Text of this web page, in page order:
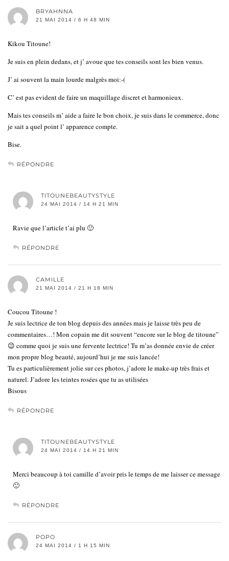
BRYAHNNA
21 MAI 2014 / 6 H 48 MIN
Kikou Titoune!
Je suis en plein dedans, et j’ avoue que tes conseils sont les bien venus.
J’ ai souvent la main lourde malgrès moi:-(
C’ est pas evident de faire un maquillage discret et harmonieux.
Mais tes conseils m’ aide a faire le bon choix, je suis dans le commerce, donc
je sait a quel point l’ apparence compte.
Bise.
RÉPONDRE
TITOUNEBEAUTYSTYLE
24 MAI 2014 / 14 H 21 MIN
Ravie que l’article t’ai plu 🙂
RÉPONDRE
CAMILLE
21 MAI 2014 / 21 H 18 MIN
Coucou Titoune !
Je suis lectrice de ton blog depuis des années mais je laisse très peu de
commentaires…! Mon copain me dit souvent “encore sur le blog de titoune”
😉 comme quoi je suis une fervente lectrice! Tu m’as donnée envie de créer
mon propre blog beauté, aujourd’hui je me suis lancée!
Tu es particulièrement jolie sur ces photos, j’adore le make-up très frais et
naturel. J’adore les teintes rosées que tu as utilisées
Bisous
RÉPONDRE
TITOUNEBEAUTYSTYLE
24 MAI 2014 / 14 H 21 MIN
Merci beaucoup à toi camille d’avoir pris le temps de me laisser ce message
🙂
RÉPONDRE
POPO
24 MAI 2014 / 1 H 15 MIN